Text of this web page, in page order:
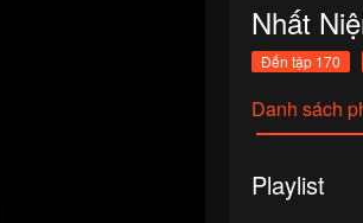
Nhất
Đến tập 170
Danh sách
Playlist